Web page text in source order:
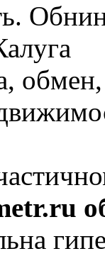
обмен,